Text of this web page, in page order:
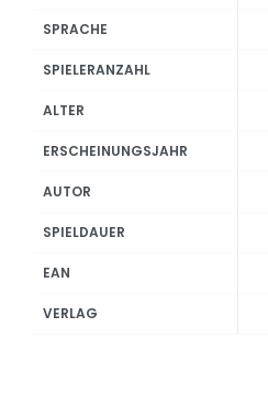
SPRACHE
SPIELERANZAHL
ALTER
ERSCHEINUNGSJAHR
AUTOR
SPIELDAUER
EAN
VERLAG